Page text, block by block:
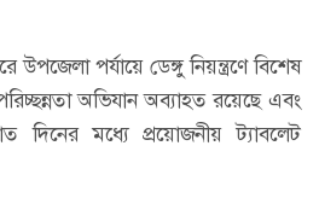
উপজেলা পর্যায়ে ডেঙ্গু নিয়ন্ত্রণে বিশেষ
অভিযান অব্যাহত রয়েছে এবং
দিনের মধ্যে প্রয়োজনীয় ট্যাবলেট